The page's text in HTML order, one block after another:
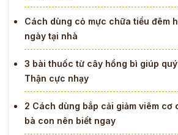
Cách dùng cỏ mực chữa tiểu đêm
ngày tại nhà
3 bài thuốc từ cây hồng bì giúp
Thận cực nhạy
2 Cách dùng bắp cải giảm viêm cơ
bà con nên biết ngay